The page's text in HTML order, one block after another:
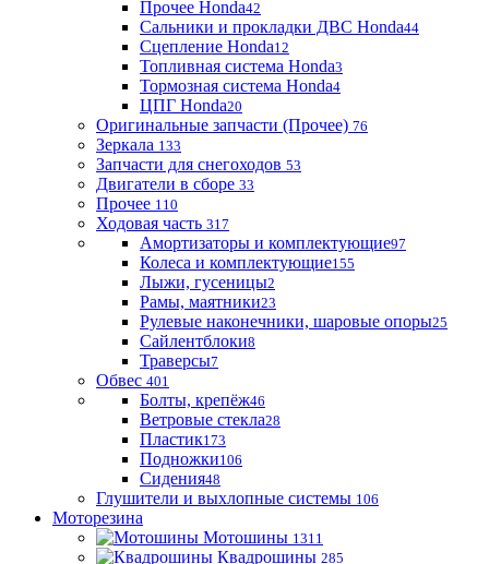
Прочее Honda42
Сальники и прокладки ДВС Honda44
Сцепление Honda12
Топливная система Honda3
Тормозная система Honda4
ЦПГ Honda20
Оригинальные запчасти (Прочее) 76
Зеркала 133
Запчасти для снегоходов 53
Двигатели в сборе 33
Прочее 110
Ходовая часть 317
Амортизаторы и комплектующие97
Колеса и комплектующие155
Лыжи, гусеницы2
Рамы, маятники23
Рулевые наконечники, шаровые опоры25
Сайлентблоки8
Траверсы7
Обвес 401
Болты, крепёж46
Ветровые стекла28
Пластик173
Подножки106
Сидения48
Глушители и выхлопные системы 106
Моторезина
Мотошины 1311
Квадрошины 285